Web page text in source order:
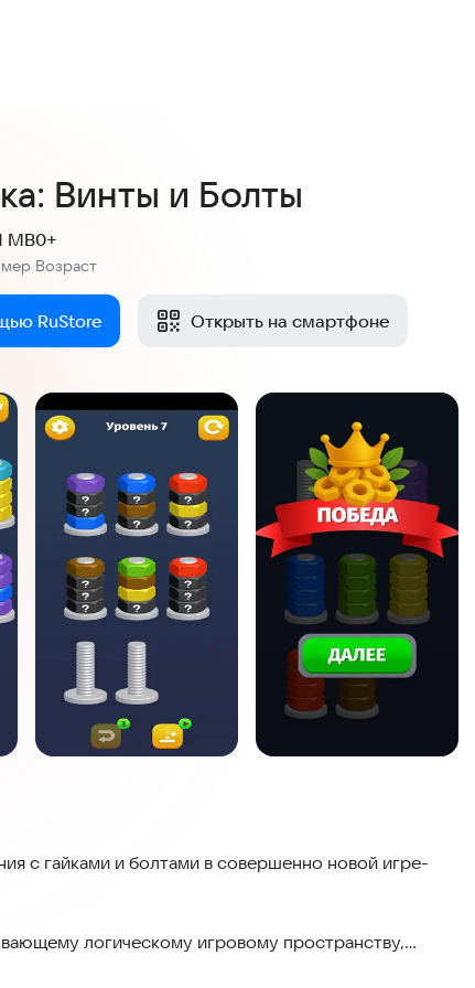
Винты и Болты
MB
Возраст
0+
RuStore Открыть на смартфоне
с гайками и болтами в совершенно новой игре-
логическому игровому пространству,
игра предлагает совершенное сочетание